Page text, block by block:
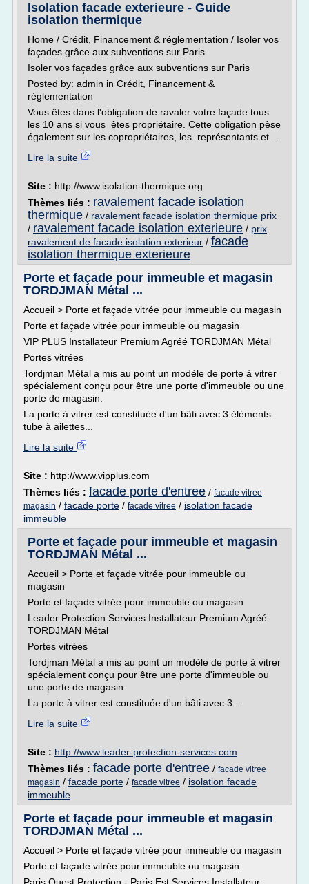
Isolation facade exterieure - Guide
isolation thermique
Home / Crédit, Financement & réglementation / Isoler vos
façades grâce aux subventions sur Paris
Isoler vos façades grâce aux subventions sur Paris
Posted by: admin in Crédit, Financement &
réglementation
Vous êtes dans l'obligation de ravaler votre façade tous
les 10 ans si vous êtes propriétaire. Cette obligation pèse
également sur les copropriétaires, les représentants et...
Lire la suite
Site : http://www.isolation-thermique.org
Thèmes liés : ravalement facade isolation
thermique / ravalement facade isolation thermique prix
/ ravalement facade isolation exterieure / prix
ravalement de facade isolation exterieur / facade
isolation thermique exterieure
Porte et façade pour immeuble et magasin
TORDJMAN Métal ...
Accueil > Porte et façade vitrée pour immeuble ou magasin
Porte et façade vitrée pour immeuble ou magasin
VIP PLUS Installateur Premium Agréé TORDJMAN Métal
Portes vitrées
Tordjman Métal a mis au point un modèle de porte à vitrer
spécialement conçu pour être une porte d'immeuble ou une
porte de magasin.
La porte à vitrer est constituée d'un bâti avec 3 éléments
tube à ailettes...
Lire la suite
Site : http://www.vipplus.com
Thèmes liés : facade porte d'entree / facade vitree
magasin / facade porte / facade vitree / isolation facade
immeuble
Porte et façade pour immeuble et magasin
TORDJMAN Métal ...
Accueil > Porte et façade vitrée pour immeuble ou
magasin
Porte et façade vitrée pour immeuble ou magasin
Leader Protection Services Installateur Premium Agréé
TORDJMAN Métal
Portes vitrées
Tordjman Métal a mis au point un modèle de porte à vitrer
spécialement conçu pour être une porte d'immeuble ou
une porte de magasin.
La porte à vitrer est constituée d'un bâti avec 3...
Lire la suite
Site : http://www.leader-protection-services.com
Thèmes liés : facade porte d'entree / facade vitree
magasin / facade porte / facade vitree / isolation facade
immeuble
Porte et façade pour immeuble et magasin
TORDJMAN Métal ...
Accueil > Porte et façade vitrée pour immeuble ou magasin
Porte et façade vitrée pour immeuble ou magasin